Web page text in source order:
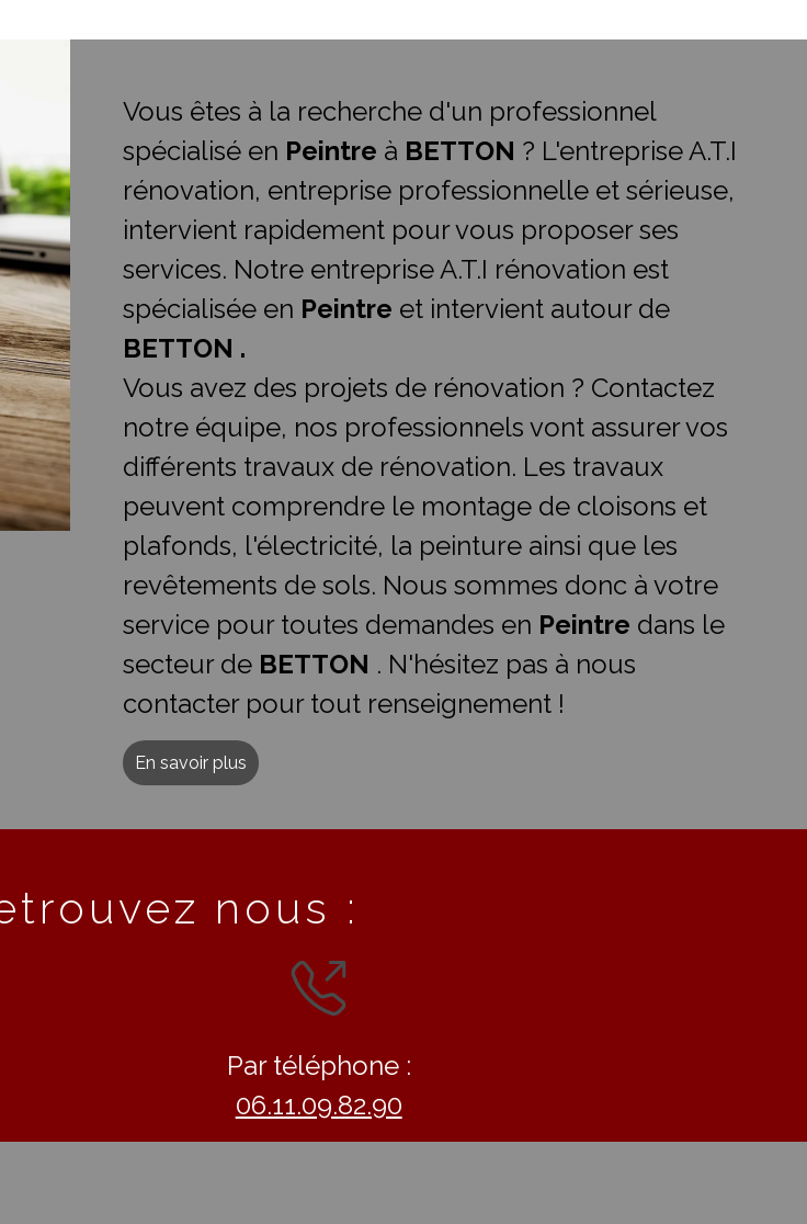
Vous êtes à la recherche d'un professionnel
spécialisé en Peintre à BETTON ? L'entreprise A.T.I
rénovation, entreprise professionnelle et sérieuse,
intervient rapidement pour vous proposer ses
services. Notre entreprise A.T.I rénovation est
spécialisée en Peintre et intervient autour de
BETTON .
Vous avez des projets de rénovation ? Contactez
notre équipe, nos professionnels vont assurer vos
différents travaux de rénovation. Les travaux
peuvent comprendre le montage de cloisons et
plafonds, l'électricité, la peinture ainsi que les
revêtements de sols. Nous sommes donc à votre
service pour toutes demandes en Peintre dans le
secteur de BETTON . N'hésitez pas à nous
contacter pour tout renseignement !
En savoir plus
nous :
Par téléphone :
06.11.09.82.90